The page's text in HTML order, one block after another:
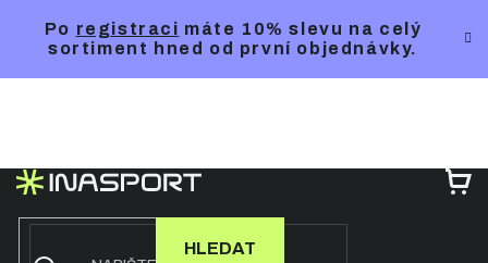
Po registraci máte 10% slevu na celý
sortiment hned od první objednávky.
HLEDAT